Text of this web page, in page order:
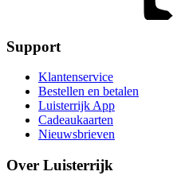
Support
Klantenservice
Bestellen en betalen
Luisterrijk App
Cadeaukaarten
Nieuwsbrieven
Over Luisterrijk